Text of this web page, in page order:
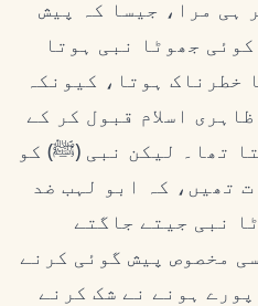
ہی مرا، جیسا کہ پیش
جھوٹا نبی ہوتا
خطرناک ہوتا، کیونکہ
اسلام قبول کر کے
تھا۔ لیکن نبی (ﷺ) کو
تھیں، کہ ابو لہب ضد
نبی جیتے جاگتے
مخصوص پیش گوئی کرنے
ہونے نے شک کرنے